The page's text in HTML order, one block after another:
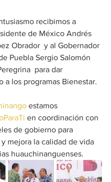
recibimos a
de México Andrés
Obrador  y al Gobernador
Puebla Sergio Salomón
para dar
a los programas Bienestar.
estamos
en coordinación con
de gobierno para
mejora la calidad de vida
huauchinanguenses.